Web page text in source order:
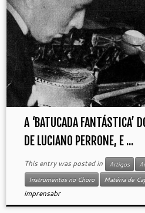
A ‘BATUCADA FANTÁSTICA’
DE LUCIANO PERRONE, E ...
This entry was posted in Artigos
Instrumentos no Choro
Matéria de
imprensabr